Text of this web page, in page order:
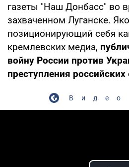
газеты "Наш Донбасс" во
захваченном Луганске.
позиционирующий себя
кремлевских медиа,
войну России против
преступления